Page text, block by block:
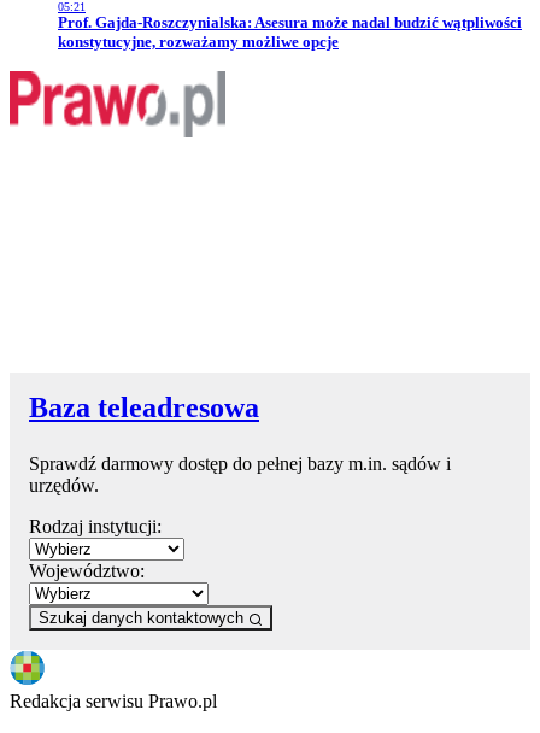
05:21
Przejdź do artykułu:
Prof. Gajda-Roszczynialska: Asesura może nadal budzić wątpliwości
konstytucyjne, rozważamy możliwe opcje
Baza teleadresowa
Sprawdź darmowy dostęp do pełnej bazy m.in. sądów i
urzędów.
Rodzaj instytucji:
Województwo:
Szukaj danych kontaktowych
Redakcja serwisu Prawo.pl